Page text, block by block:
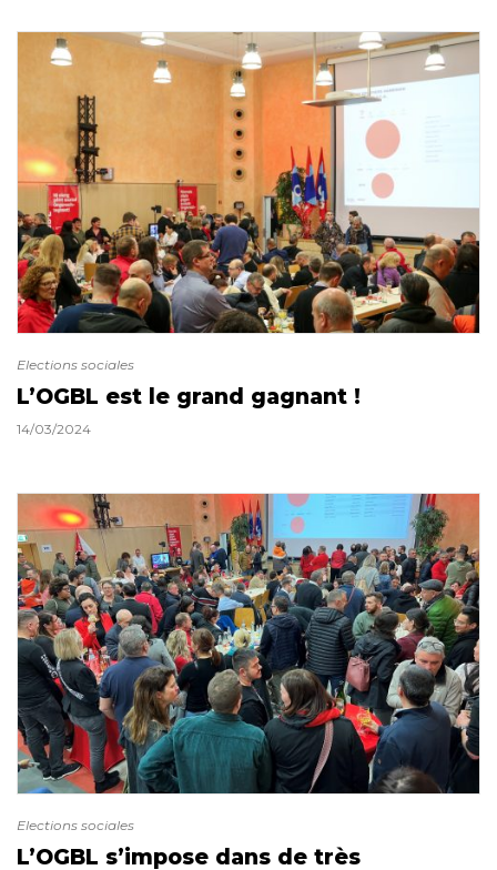
Elections sociales
L’OGBL est le grand gagnant !
14/03/2024
Elections sociales
L’OGBL s’impose dans de très